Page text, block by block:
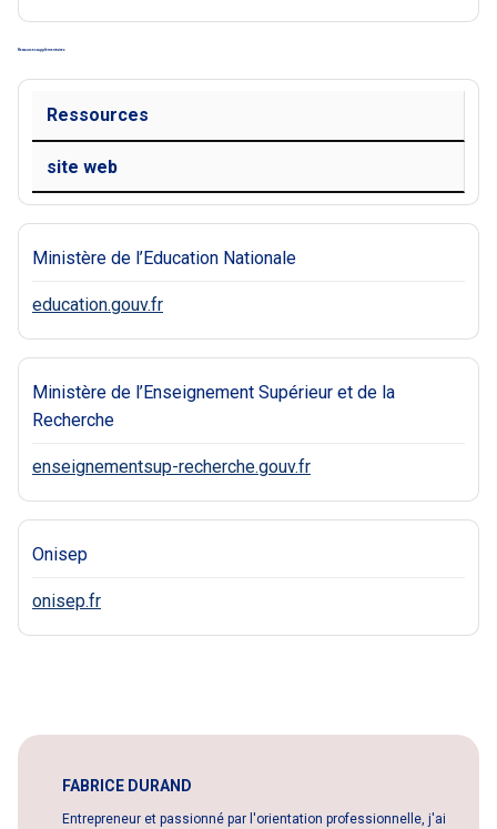
Ressources supplémentaires
Ressources
site web
Ministère de l’Education Nationale
education.gouv.fr
Ministère de l’Enseignement Supérieur et de la
Recherche
enseignementsup-recherche.gouv.fr
Onisep
onisep.fr
FABRICE DURAND
Entrepreneur et passionné par l'orientation professionnelle, j'ai